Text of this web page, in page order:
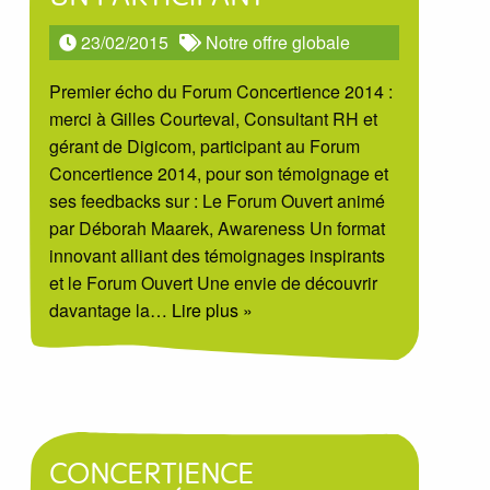
23/02/2015
Notre offre globale
Premier écho du Forum Concertience 2014 :
merci à Gilles Courteval, Consultant RH et
gérant de Digicom, participant au Forum
Concertience 2014, pour son témoignage et
ses feedbacks sur : Le Forum Ouvert animé
par Déborah Maarek, Awareness Un format
innovant alliant des témoignages inspirants
et le Forum Ouvert Une envie de découvrir
davantage la… Lire plus »
CONCERTIENCE